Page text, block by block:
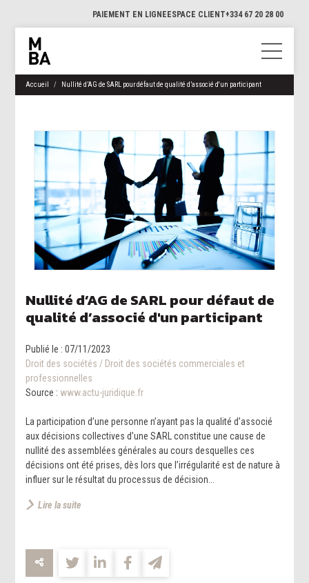
PAIEMENT EN LIGNEESPACE CLIENT+334 67 20 28 00
Accueil Nullité d’AG de SARL pour défaut de qualité d’associé d'un participant
Nullité d’AG de SARL pour défaut de
qualité d’associé d'un participant
Publié le :07/11/2023
Droit des sociétés / Droit des sociétés commerciales et
professionnelles
Source : www.actu-juridique.fr
La participation d’une personne n’ayant pas la qualité d’associé
aux décisions collectives d’une SARL constitue une cause de
nullité des assemblées générales au cours desquelles ces
décisions ont été prises, dès lors que l’irrégularité est de nature à
influer sur le résultat du processus de décision...
Lire la suite